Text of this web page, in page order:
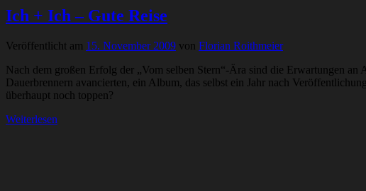
Ich + Ich – Gute Reise
Veröffentlicht am 15. November 2009 von Florian Roithmeier
Nach dem großen Erfolg der „Vom selben Stern“-Ära sind die Erwartungen
Dauerbrennern avancierten, ein Album, das selbst ein Jahr nach
überhaupt noch toppen?
Weiterlesen